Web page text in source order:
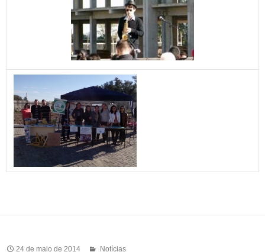
24 de maio de 2014 Notícias